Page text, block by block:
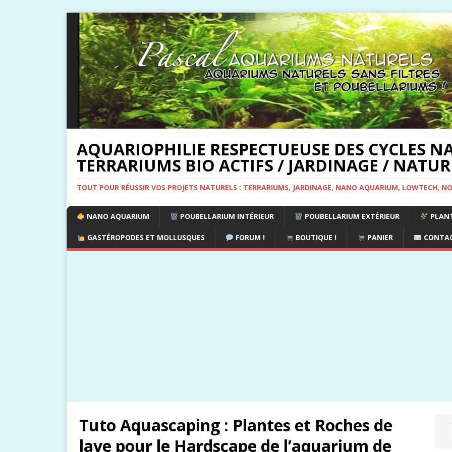
AQUARIOPHILIE RESPECTUEUSE DES CYCLES
TERRARIUMS BIO ACTIFS / JARDINAGE /
TOUT POUR RÉUSSIR VOS PROJETS NATURELS : TERRARIUMS, JARDINAGE, NANO AQUARIUM, LOWTECH,
NANO AQUARIUM POUBELLARIUM INTÉRIEUR POUBELLARIUM EXTÉRIEUR
GASTÉROPODES ET MOLLUSQUES FORUM ! BOUTIQUE ! PANIER
Tuto Aquascaping : Plantes et Roches de
lave pour le Hardscape de l’aquarium de